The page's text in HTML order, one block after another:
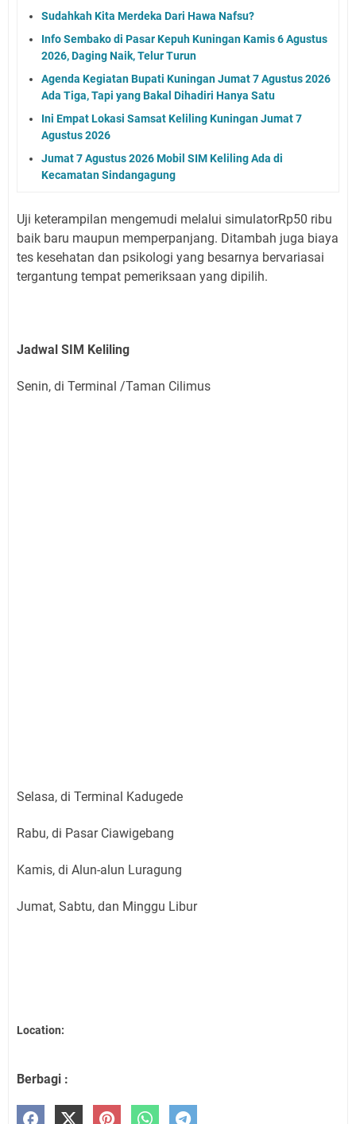
Sudahkah Kita Merdeka Dari Hawa Nafsu?
Info Sembako di Pasar Kepuh Kuningan Kamis 6 Agustus
2026, Daging Naik, Telur Turun
Agenda Kegiatan Bupati Kuningan Jumat 7 Agustus 2026
Ada Tiga, Tapi yang Bakal Dihadiri Hanya Satu
Ini Empat Lokasi Samsat Keliling Kuningan Jumat 7
Agustus 2026
Jumat 7 Agustus 2026 Mobil SIM Keliling Ada di
Kecamatan Sindangagung
Uji keterampilan mengemudi melalui simulatorRp50 ribu
baik baru maupun memperpanjang. Ditambah juga biaya
tes kesehatan dan psikologi yang besarnya bervariasai
tergantung tempat pemeriksaan yang dipilih.
Jadwal SIM Keliling
Senin, di Terminal /Taman Cilimus
Selasa, di Terminal Kadugede
Rabu, di Pasar Ciawigebang
Kamis, di Alun-alun Luragung
Jumat, Sabtu, dan Minggu Libur
Location:
Berbagi :